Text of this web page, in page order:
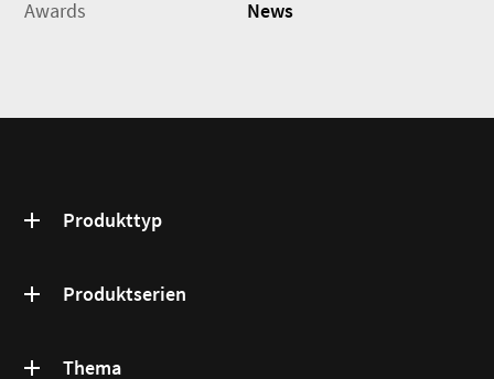
Awards
News
Produkttyp
Produktserien
Thema